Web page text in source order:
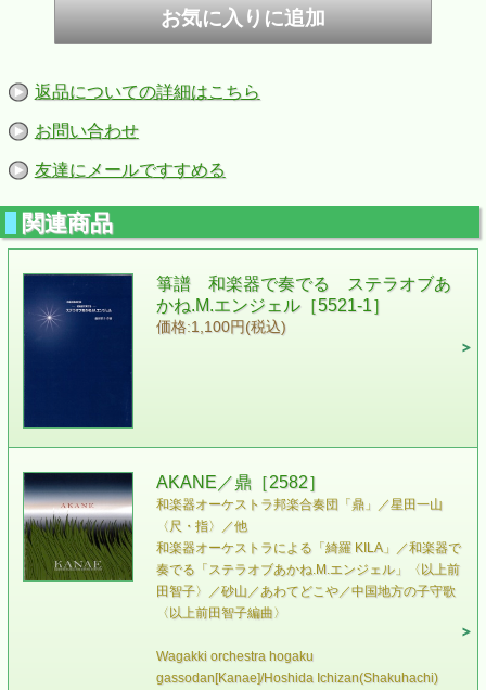
返品についての詳細はこちら
お問い合わせ
友達にメールですすめる
関連商品
箏譜 和楽器で奏でる ステラオブあ
かね.M.エンジェル［5521-1］
価格:1,100円(税込)
AKANE／鼎［2582］
和楽器オーケストラ邦楽合奏団「鼎」／星田一山
〈尺・指〉／他
和楽器オーケストラによる「綺羅 KILA」／和楽器で
奏でる「ステラオブあかね.M.エンジェル」〈以上前
田智子〉／砂山／あわてどこや／中国地方の子守歌
〈以上前田智子編曲〉
Wagakki orchestra hogaku
gassodan[Kanae]/Hoshida Ichizan(Shakuhachi)